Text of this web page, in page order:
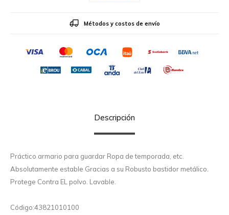
Métodos y costos de envío
Descripción
Práctico armario para guardar Ropa de temporada, etc.
Absolutamente estable Gracias a su Robusto bastidor metálico.
Protege Contra EL polvo. Lavable.
Código:43821010100